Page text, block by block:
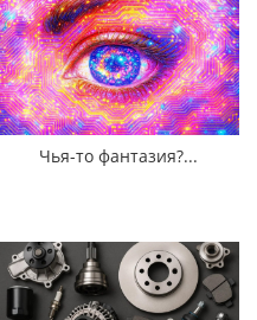
Чья-то фантазия?...